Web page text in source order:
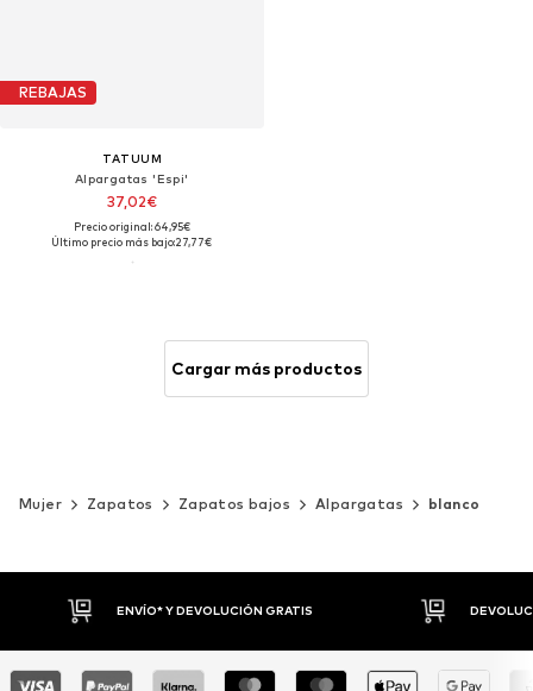
REBAJAS
TATUUM
Alpargatas 'Espi'
37,02€
Precio original: 64,95€
Último precio más bajo:27,77€
Cargar más productos
Mujer Zapatos Zapatos bajos Alpargatas blanco
DEVOLUCIONES HASTA 30 DÍAS